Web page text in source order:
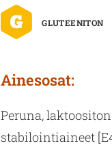
GLUTEENITON
Ai­nes­osat:
Pe­ru­na,
sta­bi­loin­tiai­neet